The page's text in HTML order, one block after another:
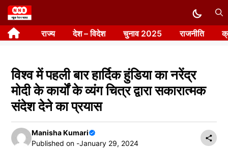
Skip
to
content राज्य देश – विदेश चुनाव 2025 राजनीति
विश्व में पहली बार हार्दिक हुंडिया का नरेंद्र
मोदी के कार्यों के व्यंग चित्र द्वारा सकारात्मक
संदेश देने का प्रयास
Manisha Kumari
Published on -January 29, 2024